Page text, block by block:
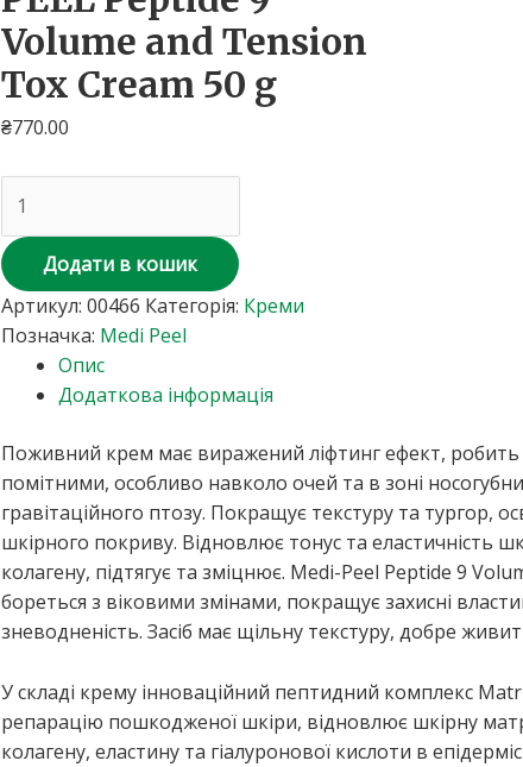
Volume and Tension
Tox Cream 50 g
₴770.00
Tox
Cream
50
g
Додати в кошик
Артикул: 00466 Категорія: Креми
Позначка: Medi Peel
Опис
Додаткова інформація
Поживний крем має виражений ліфтинг ефект, робить
помітними, особливо навколо очей та в зоні
гравітаційного птозу. Покращує текстуру та тургор,
шкірного покриву. Відновлює тонус та еластичність
колагену, підтягує та зміцнює. Medi-Peel Peptide 9
бореться з віковими змінами, покращує захисні
зневодненість. Засіб має щільну текстуру, добре
У складі крему інноваційний пептидний комплекс
репарацію пошкодженої шкіри, відновлює шкірну
колагену, еластину та гіалуронової кислоти в